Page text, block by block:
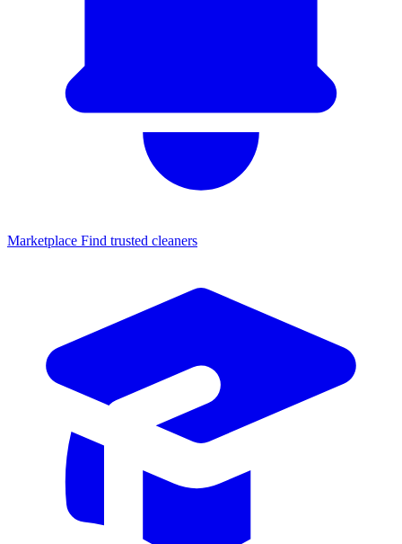
Marketplace Find trusted cleaners